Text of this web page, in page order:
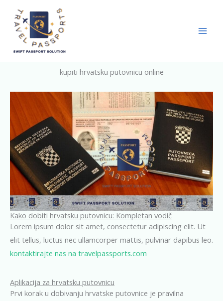
content
kupiti hrvatsku putovnicu online
Kako dobiti hrvatsku putovnicu: Kompletan vodič
Lorem ipsum dolor sit amet, consectetur adipiscing elit. Ut
elit tellus, luctus nec ullamcorper mattis, pulvinar dapibus leo.
kontaktirajte nas na travelpassports.com
Aplikacija za hrvatsku putovnicu
Prvi korak u dobivanju hrvatske putovnice je pravilna